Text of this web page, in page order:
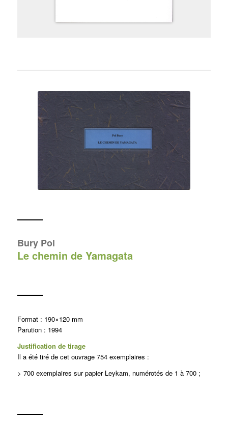
Bury Pol
Le chemin de Yamagata
Format : 190×120 mm
Parution : 1994
Justification de tirage
Il a été tiré de cet ouvrage 754 exemplaires :
> 700 exemplaires sur papier Leykam, numérotés de 1 à 700 ;